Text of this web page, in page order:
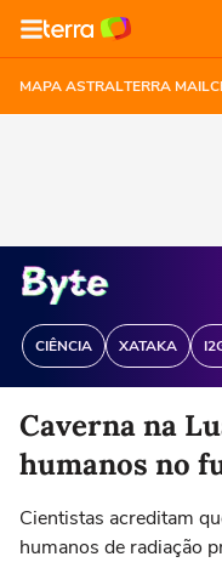
MAPA ASTRALTERRA MAIL
CIÊNCIA XATAKA
Caverna na
humanos no
Cientistas acreditam
humanos de radiação